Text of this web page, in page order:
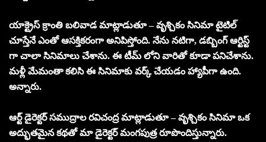
యాక్ట్రెస్ క్రాంతి బలివాడ మాట్లాడుతూ – వృశ్చికం సినిమా టైటిల్
చూస్తేనే ఎంతో ఆసక్తికరంగా అనిపిస్తోంది. నేను నటిగా, డబ్బింగ్ ఆర్టిస్ట్
గా చాలా సినిమాలు చేశాను. ఈ టీమ్ లోని వారితో కూడా పనిచేశాను.
మళ్లీ మేమంతా కలిసి ఈ సినిమాకు వర్క్ చేయడం హ్యాపీగా ఉంది.
అన్నారు.
ఆర్ట్ డైరెక్టర్ సముద్రాల రవిచంద్ర మాట్లాడుతూ – వృశ్చికం సినిమా ఒక
అద్భుతమైన కథతో మా డైరెక్టర్ మంగపుత్ర రూపొందిస్తున్నారు.